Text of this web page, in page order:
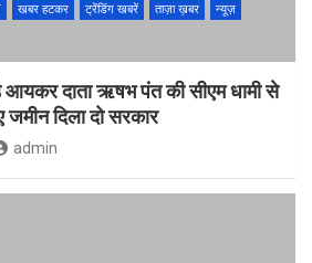
खबर हटकर ट्रेंडिंग खबरें ताज़ा ख़बर
न्यूज़
दाता ऋषभ पंत की सीएम धामी से
दिला दो सरकार
admin